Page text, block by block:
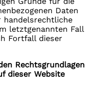
Daten
handelsrechtliche
letztgenannten Fall
Fortfall dieser
Rechtsgrundlagen
dieser Website